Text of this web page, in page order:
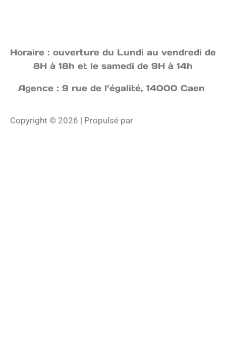
Horaire : ouverture du Lundi au vendredi de
8H à 18h et le samedi de 9H à 14h
Agence : 9 rue de l’égalité, 14000 Caen
Copyright © 2026 | Propulsé par